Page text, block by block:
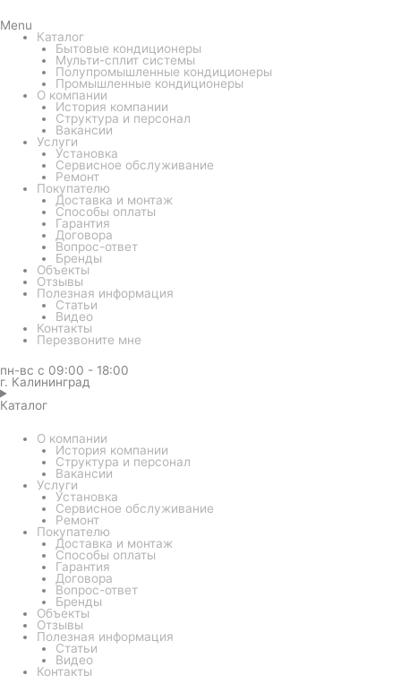
Menu
Каталог
Бытовые кондиционеры
Мульти-сплит системы
Полупромышленные кондиционеры
Промышленные кондиционеры
О компании
История компании
Структура и персонал
Вакансии
Услуги
Установка
Сервисное обслуживание
Ремонт
Покупателю
Доставка и монтаж
Способы оплаты
Гарантия
Договора
Вопрос-ответ
Бренды
Объекты
Отзывы
Полезная информация
Статьи
Видео
Контакты
Перезвоните мне
пн-вс с 09:00 - 18:00
г. Калининград
Каталог
О компании
История компании
Структура и персонал
Вакансии
Услуги
Установка
Сервисное обслуживание
Ремонт
Покупателю
Доставка и монтаж
Способы оплаты
Гарантия
Договора
Вопрос-ответ
Бренды
Объекты
Отзывы
Полезная информация
Статьи
Видео
Контакты